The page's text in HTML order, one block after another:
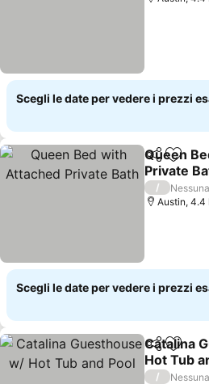
Scegli le date per vedere i prezzi
Condividi
Queen
Private
/
Austin, 4.4
Scegli le date per vedere i prezzi
Condividi
Catalina
Hot Tub
/